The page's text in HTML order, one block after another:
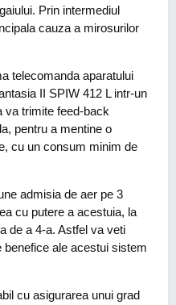
Prin intermediul
cauza a mirosurilor
telecomanda aparatului
II SPIW 412 L intr-un
va trimite feed-back
pentru a mentine o
cu un consum minim de
admisia de aer pe 3
cu putere a acestuia, la
de a 4-a. Astfel va veti
benefice ale acestui sistem
cu asigurarea unui grad